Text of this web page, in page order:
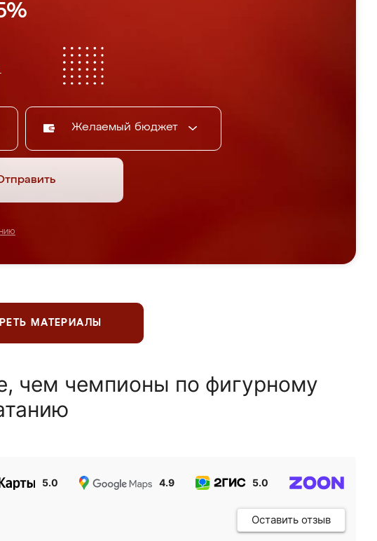
Желаемый бюджет
МАТЕРИАЛЫ
чем чемпионы по фигурному
5.0 4.9 5.0
Оставить отзыв